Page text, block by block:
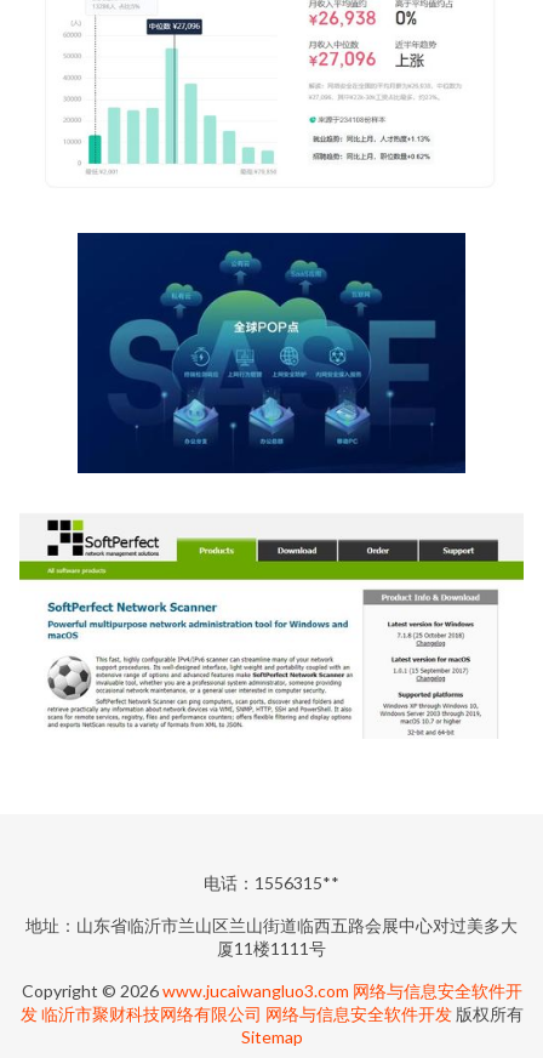
电话：1556315**
地址：山东省临沂市兰山区兰山街道临西五路会展中心对过美多大
厦11楼1111号
Copyright © 2026www.jucaiwangluo3.com 网络与信息安全软件开
发 临沂市聚财科技网络有限公司 网络与信息安全软件开发版权所有
Sitemap